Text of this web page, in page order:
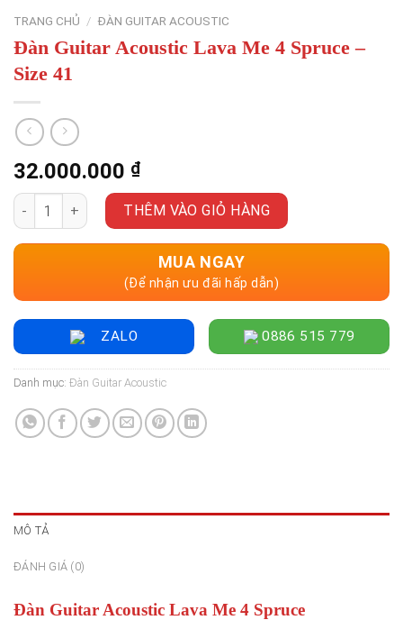
TRANG CHỦ / ĐÀN GUITAR ACOUSTIC
Đàn Guitar Acoustic Lava Me 4 Spruce –
Size 41
32.000.000 ₫
Đàn Guitar Acoustic Lava Me 4 Spruce - Size 41 số lượng
THÊM VÀO GIỎ HÀNG
MUA NGAY
(Để nhận ưu đãi hấp dẫn)
ZALO 0886 515 779
Danh mục: Đàn Guitar Acoustic
MÔ TẢ
ĐÁNH GIÁ (0)
Đàn Guitar Acoustic Lava Me 4 Spruce